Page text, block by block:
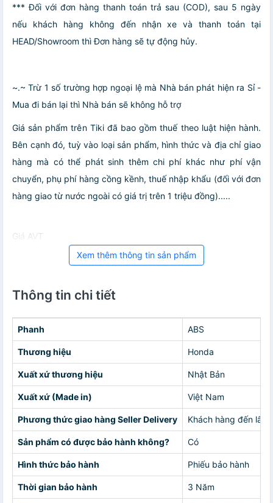
*** Đối với đơn hàng thanh toán trả sau (COD), sau 5 ngày
nếu khách hàng không đến nhận xe và thanh toán tại
HEAD/Showroom thì Đơn hàng sẽ tự động hủy.
~.~ Trừ 1 số trường hợp ngoại lệ mà Nhà bán phát hiện ra Sỉ -
Mua đi bán lại thì Nhà bán sẽ không hỗ trợ
Giá sản phẩm trên Tiki đã bao gồm thuế theo luật hiện hành.
Bên cạnh đó, tuỳ vào loại sản phẩm, hình thức và địa chỉ giao
hàng mà có thể phát sinh thêm chi phí khác như phí vận
chuyển, phụ phí hàng cồng kềnh, thuế nhập khẩu (đối với đơn
hàng giao từ nước ngoài có giá trị trên 1 triệu đồng).....
Giá AVT
Xem thêm thông tin sản phẩm
Thông tin chi tiết
Phanh ABS
Thương hiệu Honda
Xuất xứ thương hiệu Nhật Bản
Xuất xứ (Made in) Việt Nam
Phương thức giao hàng Seller Delivery Khách hàng đến lấy
Sản phẩm có được bảo hành không? Có
Hình thức bảo hành Phiếu bảo hành
Thời gian bảo hành 3 Năm